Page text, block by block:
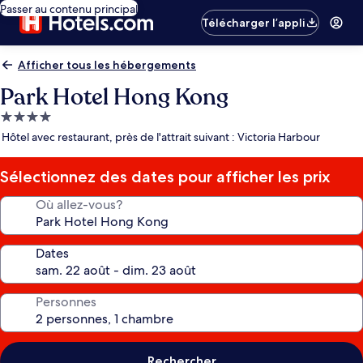
Passer au contenu principal
Télécharger l’appli
Afficher tous les hébergements
Park Hotel Hong Kong
Hébergement
4.0 étoiles
Hôtel avec restaurant, près de l'attrait suivant : Victoria Harbour
Sélectionnez des dates pour afficher les prix
Où allez-vous?
Dates
Personnes